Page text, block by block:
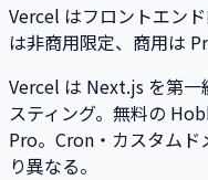
Vercel はフロントエン
は非商用限定、商用は
Vercel は Next.js を第
スティング。無料の
Pro。Cron・カスタム
り異なる。